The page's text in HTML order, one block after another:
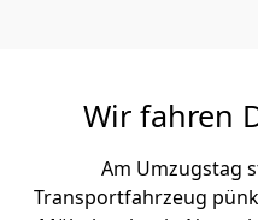
Wir fahren
Am Umzugstag
Transportfahrzeug